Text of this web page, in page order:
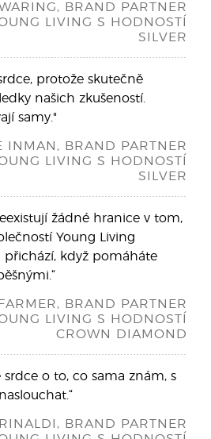
BRAND PARTNER
LIVING S HODNOSTÍ
SILVER
protože skutečně
našich zkušeností.
samy."
INMAN, BRAND PARTNER
LIVING S HODNOSTÍ
SILVER
žádné hranice v tom,
Young Living
přichází, když pomáháte
BRAND PARTNER
LIVING S HODNOSTÍ
CROWN DIAMOND
srdce o to, co sama znám, s
BRAND PARTNER